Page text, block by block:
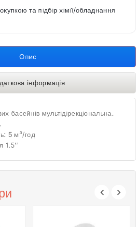
та підбір хімії/обладнання
Опис
інформація
басейнів мультідірекціональна.
5 м³/год
1.5″